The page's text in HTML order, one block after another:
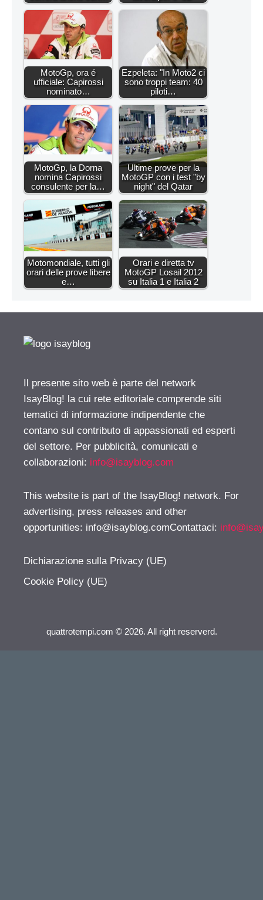
MotoGp, ora é
ufficiale: Capirossi
nominato…
Ezpeleta: "In Moto2 ci
sono troppi team: 40
piloti…
MotoGp, la Dorna
nomina Capirossi
consulente per la…
Ultime prove per la
MotoGP con i test "by
night" del Qatar
Motomondiale, tutti gli
orari delle prove libere
e…
Orari e diretta tv
MotoGP Losail 2012
su Italia 1 e Italia 2
Il presente sito web è parte del network
IsayBlog! la cui rete editoriale comprende siti
tematici di informazione indipendente che
contano sul contributo di appassionati ed esperti
del settore. Per pubblicità, comunicati e
collaborazioni: info@isayblog.com
This website is part of the IsayBlog! network. For
advertising, press releases and other
opportunities: info@isayblog.comContattaci:
Dichiarazione sulla Privacy (UE)
Cookie Policy (UE)
quattrotempi.com © 2026. All right reserverd.